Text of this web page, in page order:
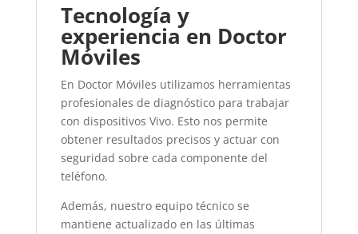
Tecnología y
experiencia en Doctor
Móviles
En Doctor Móviles utilizamos herramientas
profesionales de diagnóstico para trabajar
con dispositivos Vivo. Esto nos permite
obtener resultados precisos y actuar con
seguridad sobre cada componente del
teléfono.
Además, nuestro equipo técnico se
mantiene actualizado en las últimas